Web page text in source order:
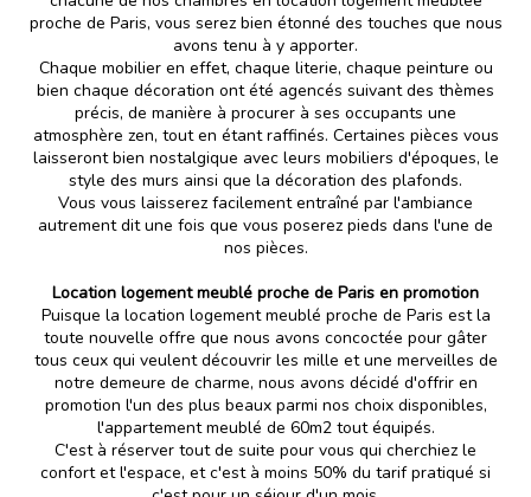
proche de Paris, vous serez bien étonné des touches que nous
avons tenu à y apporter.
Chaque mobilier en effet, chaque literie, chaque peinture ou
bien chaque décoration ont été agencés suivant des thèmes
précis, de manière à procurer à ses occupants une
atmosphère zen, tout en étant raffinés. Certaines pièces vous
laisseront bien nostalgique avec leurs mobiliers d'époques, le
style des murs ainsi que la décoration des plafonds.
Vous vous laisserez facilement entraîné par l'ambiance
autrement dit une fois que vous poserez pieds dans l'une de
nos pièces.
Location logement meublé proche de Paris en promotion
Puisque la location logement meublé proche de Paris est la
toute nouvelle offre que nous avons concoctée pour gâter
tous ceux qui veulent découvrir les mille et une merveilles de
notre demeure de charme, nous avons décidé d'offrir en
promotion l'un des plus beaux parmi nos choix disponibles,
l'appartement meublé de 60m2 tout équipés.
C'est à réserver tout de suite pour vous qui cherchiez le
confort et l'espace, et c'est à moins 50% du tarif pratiqué si